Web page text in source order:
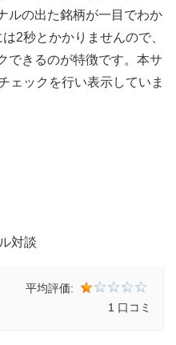
ルの出た銘柄が一目でわか
2秒とかかりませんので、
できるのが特徴です。本サ
ェックを行い表示していま
対談
平均評価:
1 口コミ